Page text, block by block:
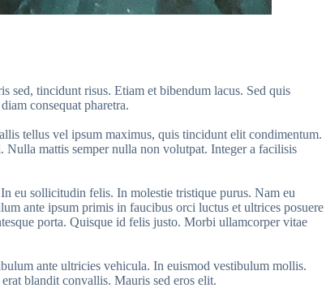
sed, tincidunt risus. Etiam et bibendum lacus. Sed quis
consequat pharetra.
tellus vel ipsum maximus, quis tincidunt elit condimentum.
Nulla mattis semper nulla non volutpat. Integer a facilisis
eu sollicitudin felis. In molestie tristique purus. Nam eu
ante ipsum primis in faucibus orci luctus et ultrices posuere
porta. Quisque id felis justo. Morbi ullamcorper vitae
ante ultricies vehicula. In euismod vestibulum mollis.
blandit convallis. Mauris sed eros elit.